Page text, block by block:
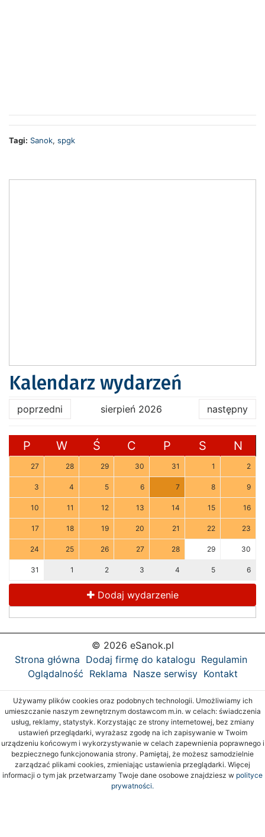
Tagi: Sanok, spgk
Kalendarz wydarzeń
poprzedni sierpień 2026 następny
P W Ś C P S N
27 28 29 30 31 1 2
3 4 5 6 7 8 9
10 11 12 13 14 15 16
17 18 19 20 21 22 23
24 25 26 27 28 29 30
31 1 2 3 4 5 6
Dodaj wydarzenie
© 2026 eSanok.pl
Strona główna Dodaj firmę do katalogu Regulamin
Oglądalność Reklama Nasze serwisy Kontakt
Używamy plików cookies oraz podobnych technologii. Umożliwiamy ich
umieszczanie naszym zewnętrznym dostawcom m.in. w celach: świadczenia
usług, reklamy, statystyk. Korzystając ze strony internetowej, bez zmiany
ustawień przeglądarki, wyrażasz zgodę na ich zapisywanie w Twoim
urządzeniu końcowym i wykorzystywanie w celach zapewnienia poprawnego i
bezpiecznego funkcjonowania strony. Pamiętaj, że możesz samodzielnie
zarządzać plikami cookies, zmieniając ustawienia przeglądarki. Więcej
informacji o tym jak przetwarzamy Twoje dane osobowe znajdziesz w polityce
prywatności.